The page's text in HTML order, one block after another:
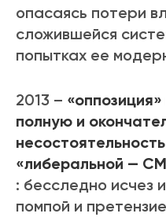
опасаясь потери
сложившейся
попытках ее
2013 –
полную и
«либеральной —
: бесследно исчез
помпой и